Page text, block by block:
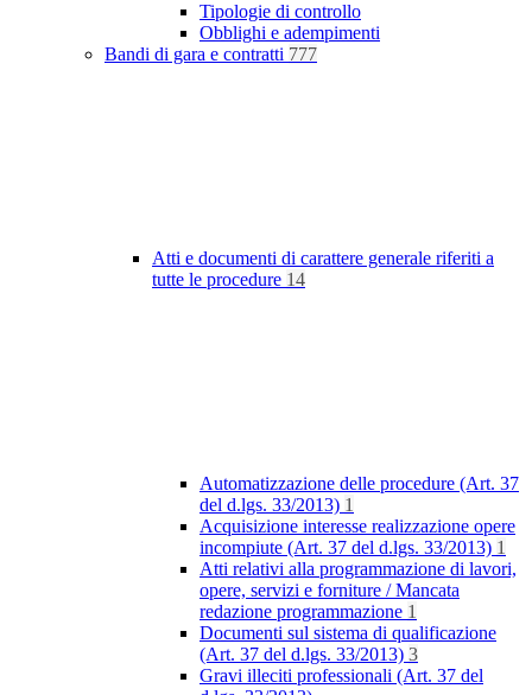
Tipologie di controllo
Obblighi e adempimenti
Bandi di gara e contratti 777
Atti e documenti di carattere generale riferiti a
tutte le procedure 14
Automatizzazione delle procedure (Art. 37
del d.lgs. 33/2013) 1
Acquisizione interesse realizzazione opere
incompiute (Art. 37 del d.lgs. 33/2013) 1
Atti relativi alla programmazione di lavori,
opere, servizi e forniture / Mancata
redazione programmazione 1
Documenti sul sistema di qualificazione
(Art. 37 del d.lgs. 33/2013) 3
Gravi illeciti professionali (Art. 37 del